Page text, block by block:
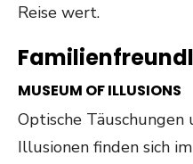
Reise wert.
MUSEUM OF ILLUSIONS
Optische
Illusionen finden sich